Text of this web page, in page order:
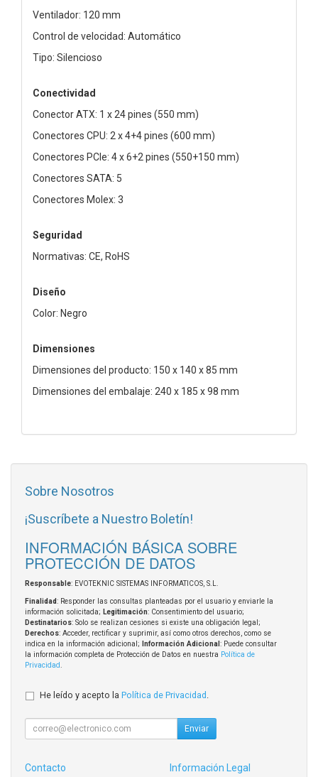
Ventilador: 120 mm
Control de velocidad: Automático
Tipo: Silencioso
Conectividad
Conector ATX: 1 x 24 pines (550 mm)
Conectores CPU: 2 x 4+4 pines (600 mm)
Conectores PCIe: 4 x 6+2 pines (550+150 mm)
Conectores SATA: 5
Conectores Molex: 3
Seguridad
Normativas: CE, RoHS
Diseño
Color: Negro
Dimensiones
Dimensiones del producto: 150 x 140 x 85 mm
Dimensiones del embalaje: 240 x 185 x 98 mm
Sobre Nosotros
¡Suscríbete a Nuestro Boletín!
INFORMACIÓN BÁSICA SOBRE
PROTECCIÓN DE DATOS
Responsable: EVOTEKNIC SISTEMAS INFORMATICOS, S.L.
Finalidad: Responder las consultas planteadas por el usuario y enviarle la
información solicitada; Legitimación: Consentimiento del usuario;
Destinatarios: Solo se realizan cesiones si existe una obligación legal;
Derechos: Acceder, rectificar y suprimir, así como otros derechos, como se
indica en la información adicional;
Información Adicional : Puede consultar
la información completa de Protección de Datos en nuestra Política de
Privacidad
He leído y acepto la Política de Privacidad
Enviar
Contacto
Información Legal